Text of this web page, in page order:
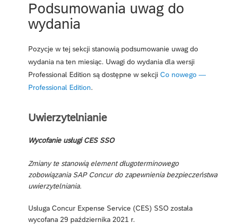
Podsumowania uwag do
wydania
Pozycje w tej sekcji stanowią podsumowanie uwag do
wydania na ten miesiąc. Uwagi do wydania dla wersji
Professional Edition są dostępne w sekcji Co nowego —
Professional Edition.
Uwierzytelnianie
Wycofanie usługi CES SSO
Zmiany te stanowią element długoterminowego
zobowiązania SAP Concur do zapewnienia bezpieczeństwa
uwierzytelniania.
Usługa Concur Expense Service (CES) SSO została
wycofana 29 października 2021 r.